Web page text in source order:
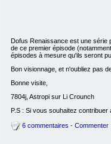
Dofus Renaissance est une série
de ce premier épisode
épisodes à mesure qu'ils seront
Bon visionnage, et n'oubliez pas
Bonne visite,
7804j, Astropi sur Li Crounch
P.S : Si vous souhaitez
6 commentaires - Commenter